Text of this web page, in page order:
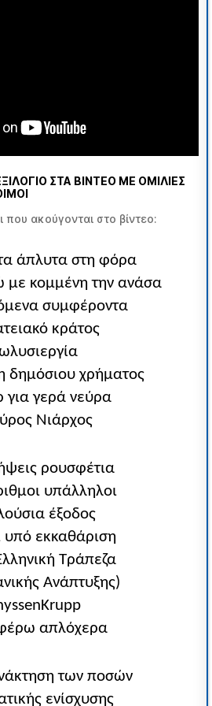
ΣΤΑ ΒΙΝΤΕΟ ΜΕ ΟΜΙΛΙΕΣ
που ακούγονται στο βίντεο:
άπλυτα στη φόρα
κομμένη την ανάσα
συμφέροντα
κράτος
δημόσιου χρήματος
για γερά νεύρα
Νιάρχος
ρουσφέτια
υπάλληλοι
έξοδος
υπό εκκαθάριση
Τράπεζα
Ανάπτυξης)
απλόχερα
των ποσών
ενίσχυσης